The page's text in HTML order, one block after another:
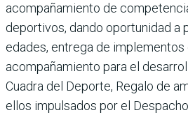
acompañamiento de
deportivos, dando oportunidad a
edades, entrega de
acompañamiento para el
Cuadra del Deporte, Regalo de
ellos impulsados por el